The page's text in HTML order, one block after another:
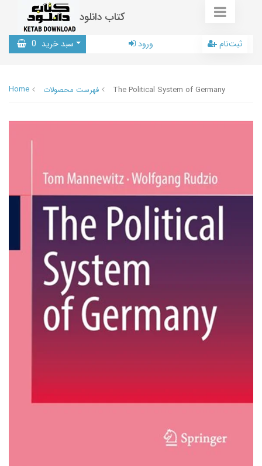
کتاب دانلود
سبد خرید 0 ورود ثبت‌نام
Home فهرست محصولات The Political System of Germany